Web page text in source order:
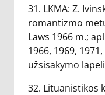
31. LKMA: Z.
romantizmo
Laws 1966 m.;
1966, 1969,
užsisakymo
32. Lituanistikos